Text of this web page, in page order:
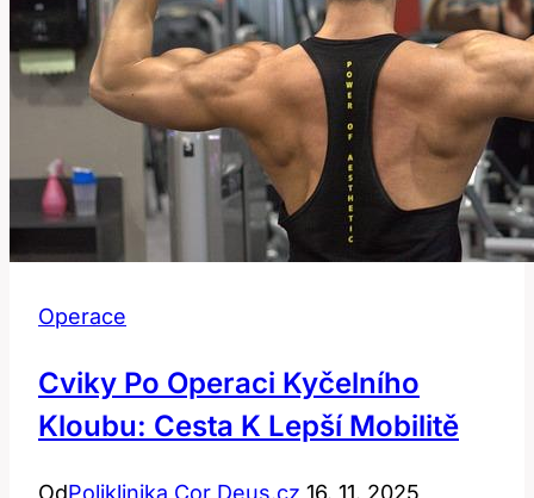
Operace
Cviky Po Operaci Kyčelního
Kloubu: Cesta K Lepší Mobilitě
OdPoliklinika Cor Deus.cz 16. 11. 2025